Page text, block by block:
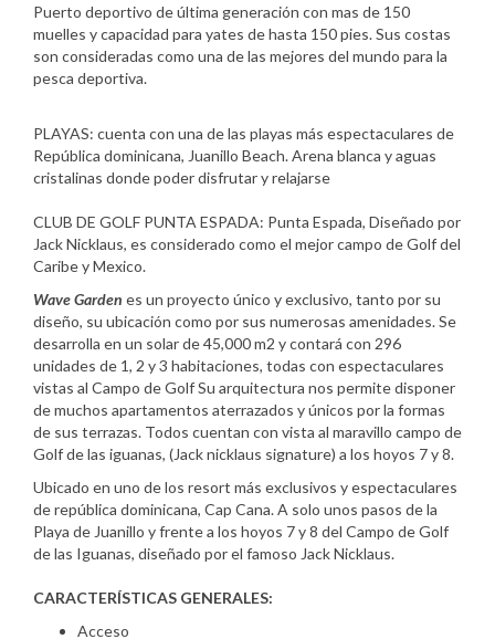
Puerto deportivo de última generación con mas de 150
muelles y capacidad para yates de hasta 150 pies. Sus costas
son consideradas como una de las mejores del mundo para la
pesca deportiva.
PLAYAS: cuenta con una de las playas más espectaculares de
República dominicana, Juanillo Beach. Arena blanca y aguas
cristalinas donde poder disfrutar y relajarse
CLUB DE GOLF PUNTA ESPADA: Punta Espada, Diseñado por
Jack Nicklaus, es considerado como el mejor campo de Golf del
Caribe y Mexico.
Wave Garden es un proyecto único y exclusivo, tanto por su
diseño, su ubicación como por sus numerosas amenidades. Se
desarrolla en un solar de 45,000 m2 y contará con 296
unidades de 1, 2 y 3 habitaciones, todas con espectaculares
vistas al Campo de Golf Su arquitectura nos permite disponer
de muchos apartamentos aterrazados y únicos por la formas
de sus terrazas. Todos cuentan con vista al maravillo campo de
Golf de las iguanas, (Jack nicklaus signature) a los hoyos 7 y 8.
Ubicado en uno de los resort más exclusivos y espectaculares
de república dominicana, Cap Cana. A solo unos pasos de la
Playa de Juanillo y frente a los hoyos 7 y 8 del Campo de Golf
de las Iguanas, diseñado por el famoso Jack Nicklaus.
CARACTERÍSTICAS GENERALES:
Acceso